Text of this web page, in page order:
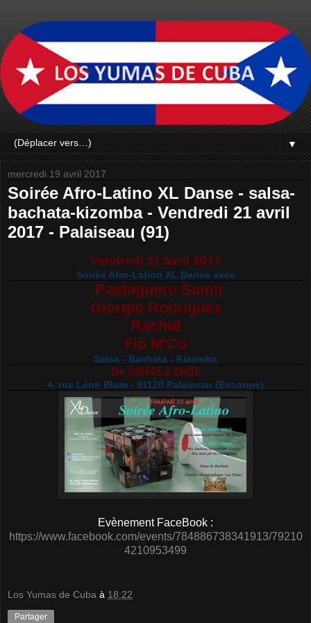
▼
mercredi 19 avril 2017
Soirée Afro-Latino XL Danse - salsa-
bachata-kizomba - Vendredi 21 avril
2017 - Palaiseau (91)
Vendredi 21 avril 2017
Soirée Afro-Latino XL Danse avec
Pastaguero Samir
Giorgio Rodriguez
Rachid
Flo M'Co
Salsa - Bachata - Kizomba
De 20H45 à 2H00
4, rue Léon Blum - 91120 Palaiseau (Essonne)
Evènement FaceBook :
https://www.facebook.com/events/784886738341913/79210
4210953499
Los Yumas de Cuba à 18:22
Partager